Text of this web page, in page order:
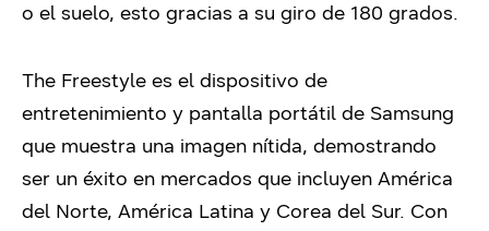
o el suelo, esto gracias a su giro de 180 grados.
The Freestyle es el dispositivo de
entretenimiento y pantalla portátil de Samsung
que muestra una imagen nítida, demostrando
ser un éxito en mercados que incluyen América
del Norte, América Latina y Corea del Sur. Con